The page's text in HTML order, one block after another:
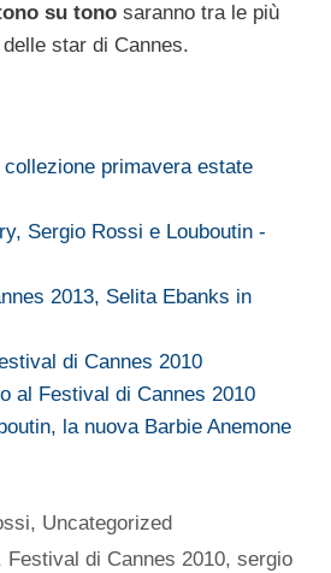
su tono saranno tra le più
star di Cannes.
primavera estate
Sergio Rossi e Louboutin -
2013, Selita Ebanks in
di Cannes 2010
al Festival di Cannes 2010
la nuova Barbie Anemone
, Uncategorized
Festival di Cannes 2010,sergio